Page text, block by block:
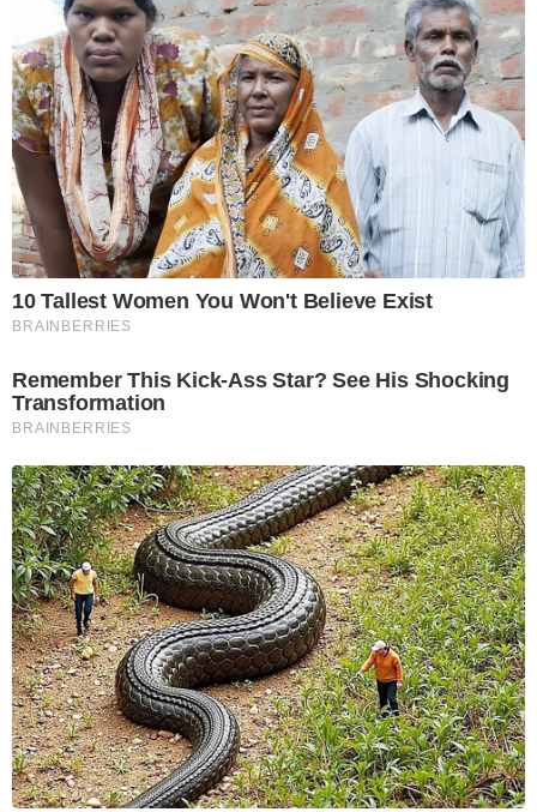
10 Tallest Women You Won't Believe Exist
BRAINBERRIES
Remember This Kick-Ass Star? See His Shocking
Transformation
BRAINBERRIES